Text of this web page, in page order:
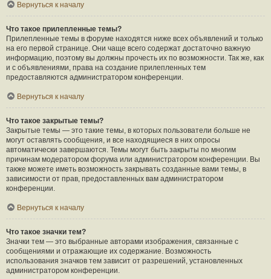
Вернуться к началу
Что такое прилепленные темы?
Прилепленные темы в форуме находятся ниже всех объявлений и только
на его первой странице. Они чаще всего содержат достаточно важную
информацию, поэтому вы должны прочесть их по возможности. Так же, как
и с объявлениями, права на создание прилепленных тем
предоставляются администратором конференции.
Вернуться к началу
Что такое закрытые темы?
Закрытые темы — это такие темы, в которых пользователи больше не
могут оставлять сообщения, и все находящиеся в них опросы
автоматически завершаются. Темы могут быть закрыты по многим
причинам модератором форума или администратором конференции. Вы
также можете иметь возможность закрывать созданные вами темы, в
зависимости от прав, предоставленных вам администратором
конференции.
Вернуться к началу
Что такое значки тем?
Значки тем — это выбранные авторами изображения, связанные с
сообщениями и отражающие их содержание. Возможность
использования значков тем зависит от разрешений, установленных
администратором конференции.